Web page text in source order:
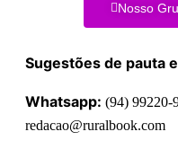
Nosso
Sugestões de pauta
Whatsapp: (94) 99220-
redacao@ruralbook.com